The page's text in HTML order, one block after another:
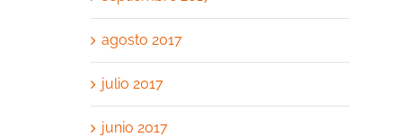
agosto 2017
julio 2017
junio 2017